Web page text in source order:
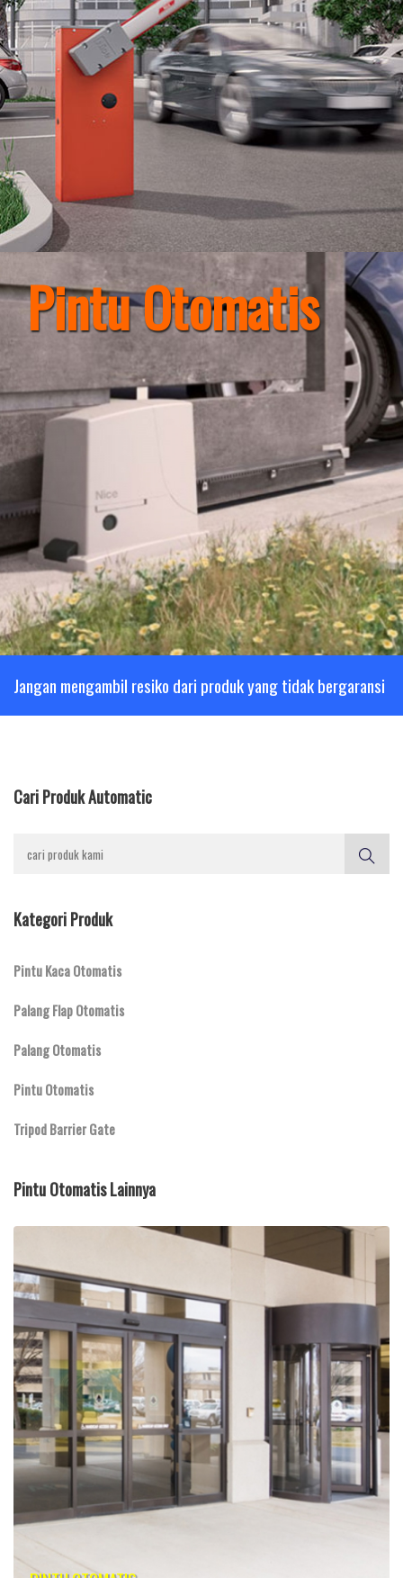
Pintu Otomatis
Jangan mengambil resiko dari produk yang tidak bergaransi
Cari Produk Automatic
Kategori Produk
Pintu Kaca Otomatis
Palang Flap Otomatis
Palang Otomatis
Pintu Otomatis
Tripod Barrier Gate
Pintu Otomatis Lainnya